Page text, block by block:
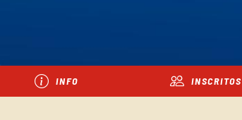
INFO INSCRITOS